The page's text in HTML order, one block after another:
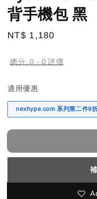
背手機包 黑
Regular
NT$ 1,180
總分:0 - 0 評價
適用優惠
nexhype.com 系列第二件9